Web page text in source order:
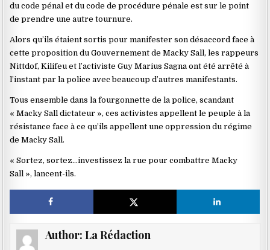
du code pénal et du code de procédure pénale est sur le point
de prendre une autre tournure.
Alors qu’ils étaient sortis pour manifester son désaccord face à
cette proposition du Gouvernement de Macky Sall, les rappeurs
Nittdof, Kilifeu et l’activiste Guy Marius Sagna ont été arrêté à
l’instant par la police avec beaucoup d’autres manifestants.
Tous ensemble dans la fourgonnette de la police, scandant
« Macky Sall dictateur », ces activistes appellent le peuple à la
résistance face à ce qu’ils appellent une oppression du régime
de Macky Sall.
« Sortez, sortez…investissez la rue pour combattre Macky
Sall », lancent-ils.
Author: La Rédaction